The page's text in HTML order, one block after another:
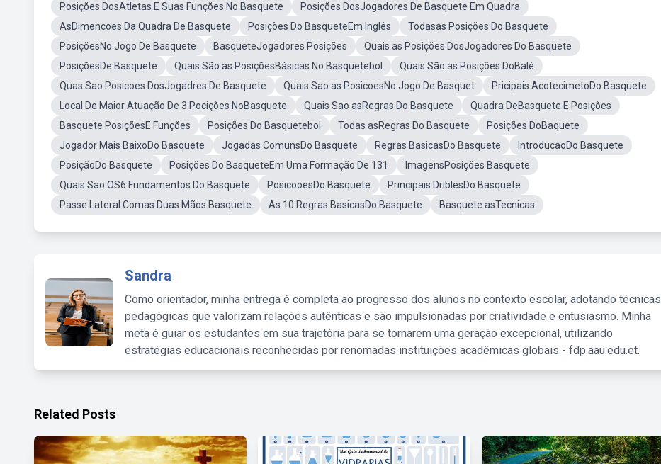
Posições DosAtletas E Suas Funções No Basquete
Posições DosJogadores De Basquete Em Quadra
AsDimencoes Da Quadra De Basquete
Posições Do BasqueteEm Inglês
Todasas Posições Do Basquete
PosiçõesNo Jogo De Basquete
BasqueteJogadores Posições
Quais as Posições DosJogadores Do Basquete
PosiçõesDe Basquete
Quais São as PosiçõesBásicas No Basquetebol
Quais São as Posições DoBalé
Quas Sao Posicoes DosJogadres De Basquete
Quais Sao as PosicoesNo Jogo De Basquet
Pricipais AcotecimetoDo Basquete
Local De Maior Atuação De 3 Pocições NoBasquete
Quais Sao asRegras Do Basquete
Quadra DeBasquete E Posições
Basquete PosiçõesE Funções
Posições Do Basquetebol Todas asRegras Do Basquete
Posições DoBaquete
Jogador Mais BaixoDo Basquete
Jogadas ComunsDo Basquete Regras BasicasDo Basquete
IntroducaoDo Basquete
PosiçãoDo Basquete
Posições Do BasqueteEm Uma Formação De 131
ImagensPosições Basquete
Quais Sao OS6 Fundamentos Do Basquete
PosicooesDo Basquete
Principais DriblesDo Basquete
Passe Lateral Comas Duas Mãos Basquete
As 10 Regras BasicasDo Basquete Basquete asTecnicas
Sandra
Como orientador, minha entrega é completa ao progresso dos alunos no contexto escolar, adotando técnicas
pedagógicas que valorizam relações autênticas e são impulsionadas por criatividade e entusiasmo. Minha
meta é guiar os estudantes em sua trajetória para se tornarem uma geração excepcional, utilizando
estratégias educacionais reconhecidas por renomadas instituições acadêmicas globais - fdp.aau.edu.et.
Related Posts